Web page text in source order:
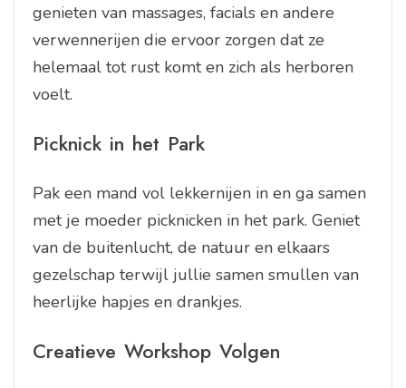
genieten van massages, facials en andere
verwennerijen die ervoor zorgen dat ze
helemaal tot rust komt en zich als herboren
voelt.
Picknick in het Park
Pak een mand vol lekkernijen in en ga samen
met je moeder picknicken in het park. Geniet
van de buitenlucht, de natuur en elkaars
gezelschap terwijl jullie samen smullen van
heerlijke hapjes en drankjes.
Creatieve Workshop Volgen